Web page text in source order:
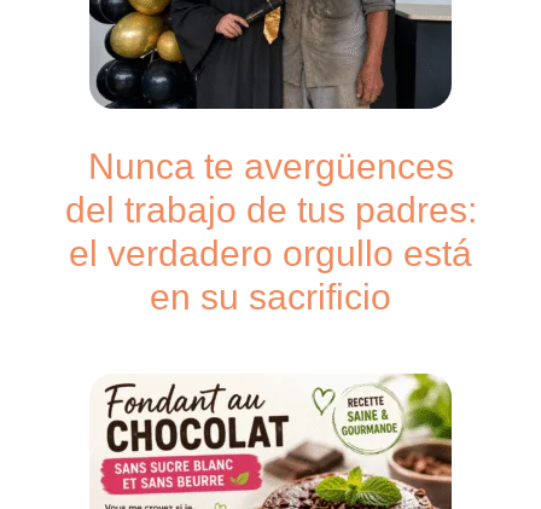
Nunca te avergüences
del trabajo de tus padres:
el verdadero orgullo está
en su sacrificio